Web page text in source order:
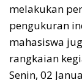
melakukan
pengukuran
mahasiswa
rangkaian
Senin, 02